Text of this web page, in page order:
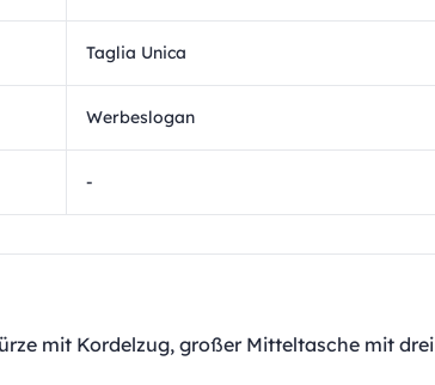
Taglia Unica
Werbeslogan
-
mit Kordelzug, großer Mitteltasche mit drei